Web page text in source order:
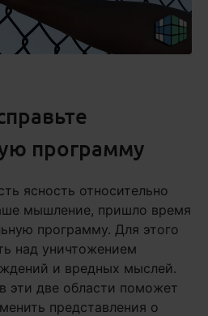
программу
ясность относительно
мышление, пришло время
программу. Для этого
над уничтожением
и вредных мыслей.
эти две области поможет
представления о